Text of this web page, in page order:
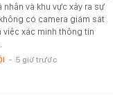
nhân và khu vực xảy ra sự
có camera giám sát
việc xác minh thông tin
- 5 giờ trước